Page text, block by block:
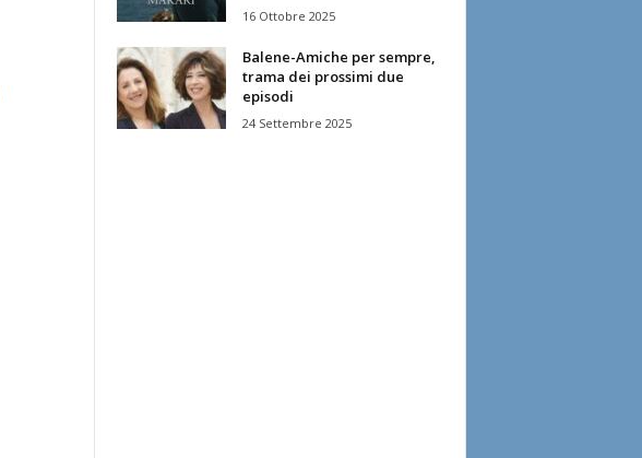
16 Ottobre 2025
Balene-Amiche per sempre,
trama dei prossimi due
episodi
24 Settembre 2025